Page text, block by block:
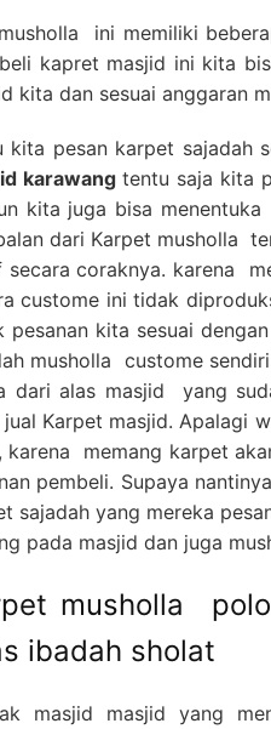
ini memiliki
kapret masjid ini kita
kita dan sesuai anggaran
kita pesan karpet sajadah
karawang tentu saja kita
kita juga bisa
dari Karpet musholla
secara coraknya. karena
custome ini tidak
pesanan kita sesuai
musholla custome
dari alas masjid yang
Karpet masjid. Apalagi
karena memang karpet
pembeli. Supaya
sajadah yang mereka
pada masjid dan juga
musholla
ibadah sholat
masjid masjid yang